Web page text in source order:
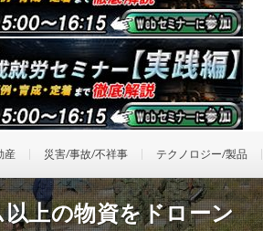
産 災害/事故/不祥事 テクノロジー/製品
上の物資をドローン